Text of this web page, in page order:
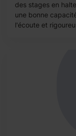
des stages en
une bonne
l'écoute et